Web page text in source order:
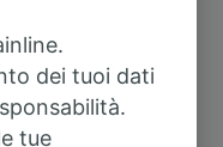
dei tuoi dati
tue